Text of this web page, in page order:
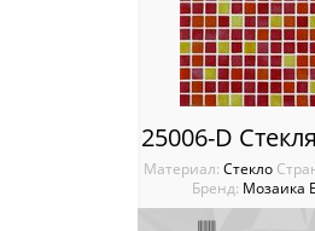
Материал: Стекло
Бренд: Мозаика